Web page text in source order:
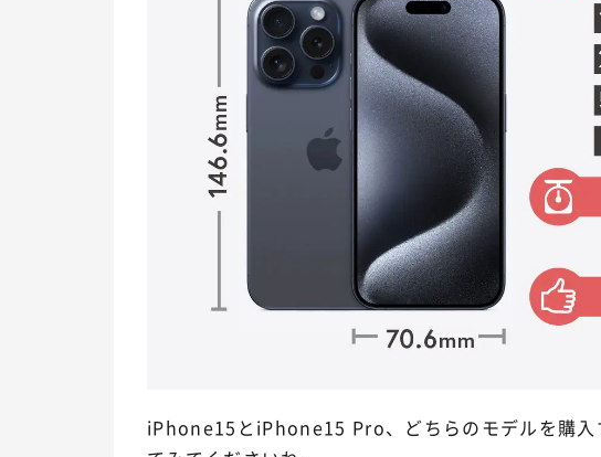
iPhone15とiPhone15 Pro、どちらのモデルを購入